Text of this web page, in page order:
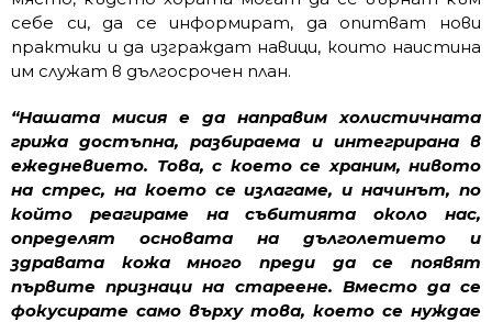
себе си, да се информират, да опитват нови
практики и да изграждат навици, които наистина
им служат в дългосрочен план.
“Нашата мисия е да направим холистичната
грижа достъпна, разбираема и интегрирана в
ежедневието. Това, с което се храним, нивото
на стрес, на което се излагаме, и начинът, по
който реагираме на събитията около нас,
определят основата на дълголетието и
здравата кожа много преди да се появят
първите признаци на стареене. Вместо да се
фокусирате само върху това, което се нуждае